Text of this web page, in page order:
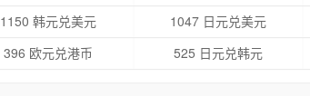
1150 韩元兑美元 1047 日元兑美元
396 欧元兑港币 525 日元兑韩元